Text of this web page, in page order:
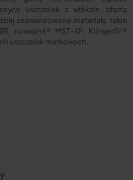
uszczelek z włóknin oferta
zaawansowane materiały, takie
novaphit® MST-XP, KlingerSil®
uszczelek markowych.